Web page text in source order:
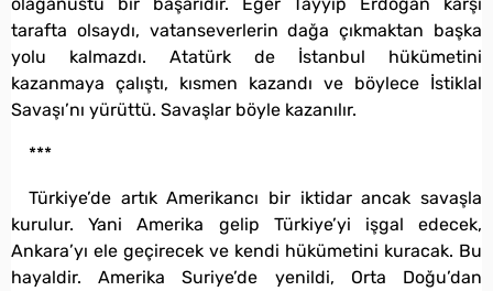
tarafta olsaydı, vatanseverlerin dağa çıkmaktan başka
yolu kalmazdı. Atatürk de İstanbul hükümetini
kazanmaya çalıştı, kısmen kazandı ve böylece İstiklal
Savaşı’nı yürüttü. Savaşlar böyle kazanılır.
***
Türkiye’de artık Amerikancı bir iktidar ancak savaşla
kurulur. Yani Amerika gelip Türkiye’yi işgal edecek,
Ankara’yı ele geçirecek ve kendi hükümetini kuracak. Bu
hayaldir. Amerika Suriye’de yenildi, Orta Doğu’dan